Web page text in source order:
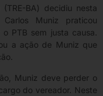
BA) decidiu nesta
Muniz praticou
PTB sem justa causa.
a ação de Muniz que
Muniz deve perder o
do vereador. Neste